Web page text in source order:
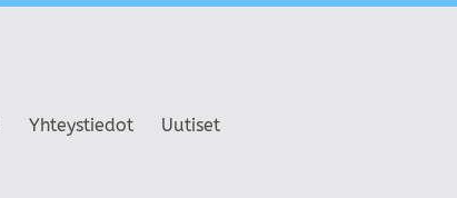
Yhteystiedot
Uutiset